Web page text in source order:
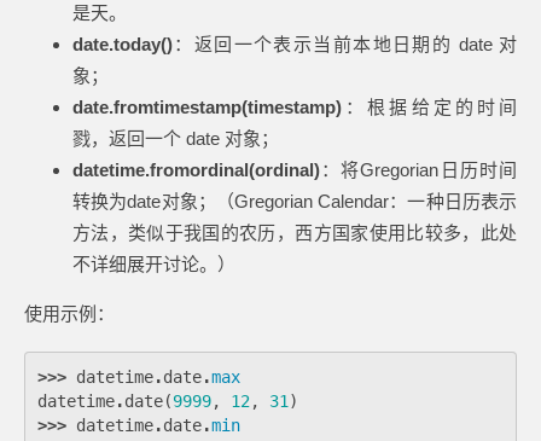
是天。
date.today()：返回一个表示当前本地日期的 date 对
象；
date.fromtimestamp(timestamp) ：根据给定的时间
戮，返回一个 date 对象；
datetime.fromordinal(ordinal)：将Gregorian日历时间
转换为date对象；（Gregorian Calendar：一种日历表示
方法，类似于我国的农历，西方国家使用比较多，此处
不详细展开讨论。）
使用示例：
>>> datetime.date.max
datetime.date(9999, 12 , 31 )
>>> datetime.date.min